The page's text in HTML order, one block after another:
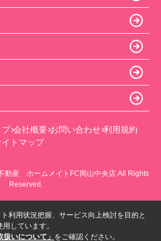
プ 会社概要 お問い合わせ 利用規約
イトマップ
動産 ホームメイトFC岡山中央店 All Rights
Reserved.
利用状況把握、サービス向上検討を目的と
しています。
扱いについて」 をご確認ください。